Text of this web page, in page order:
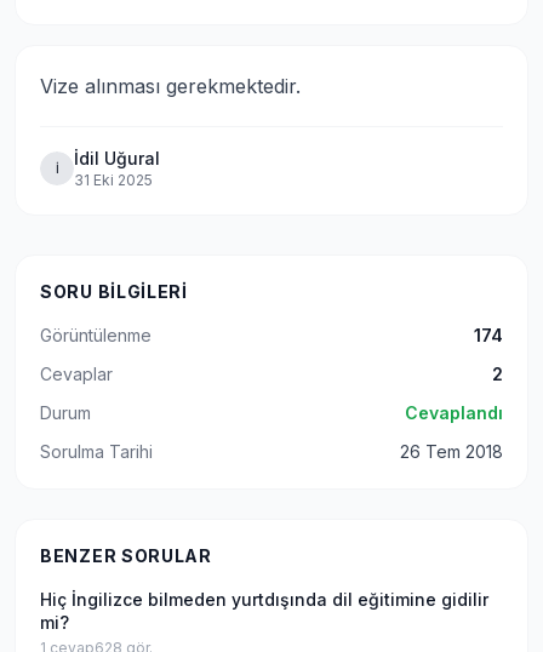
Vize alınması gerekmektedir.
İ İdil Uğural
31 Eki 2025
SORU BILGILERI
Görüntülenme
174
Cevaplar
2
Durum
Cevaplandı
Sorulma Tarihi
26 Tem 2018
BENZER SORULAR
Hiç İngilizce bilmeden yurtdışında dil eğitimine gidilir
mi?
1 cevap628 gör.